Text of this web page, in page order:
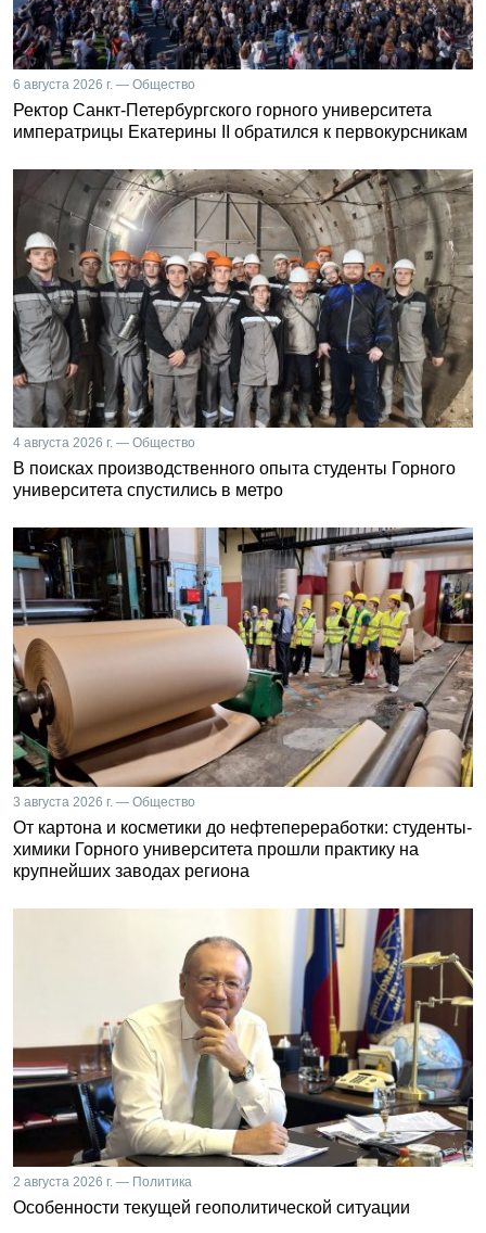
6 августа 2026 г. — Общество
Ректор Санкт-Петербургского горного университета
императрицы Екатерины II обратился к первокурсникам
4 августа 2026 г. — Общество
В поисках производственного опыта студенты Горного
университета спустились в метро
3 августа 2026 г. — Общество
От картона и косметики до нефтепереработки: студенты-
химики Горного университета прошли практику на
крупнейших заводах региона
2 августа 2026 г. — Политика
Особенности текущей геополитической ситуации